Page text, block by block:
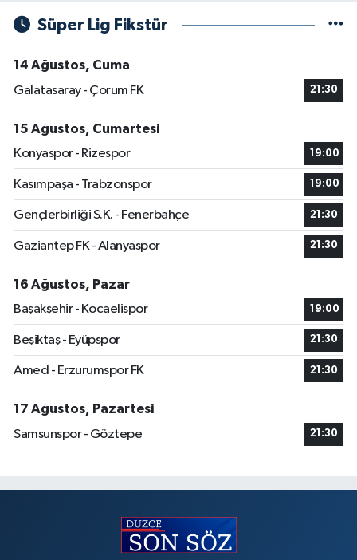
Süper Lig Fikstür
14 Ağustos, Cuma
Galatasaray - Çorum FK
21:30
15 Ağustos, Cumartesi
Konyaspor - Rizespor
19:00
Kasımpaşa - Trabzonspor 19:00
Gençlerbirliği S.K. - Fenerbahçe 21:30
Gaziantep FK - Alanyaspor 21:30
16 Ağustos, Pazar
Başakşehir - Kocaelispor
19:00
Beşiktaş - Eyüpspor 21:30
Amed - Erzurumspor FK 21:30
17 Ağustos, Pazartesi
Samsunspor - Göztepe
21:30